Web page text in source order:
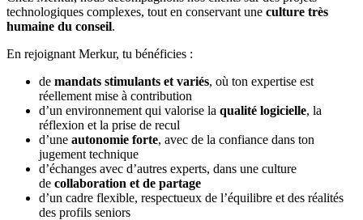
technologiques complexes, tout en conservant une culture très
humaine du conseil.
En rejoignant Merkur, tu bénéficies :
de mandats stimulants et variés, où ton expertise est
réellement mise à contribution
d’un environnement qui valorise la qualité logicielle, la
réflexion et la prise de recul
d’une autonomie forte, avec de la confiance dans ton
jugement technique
d’échanges avec d’autres experts, dans une culture
de collaboration et de partage
d’un cadre flexible, respectueux de l’équilibre et des réalités
des profils seniors